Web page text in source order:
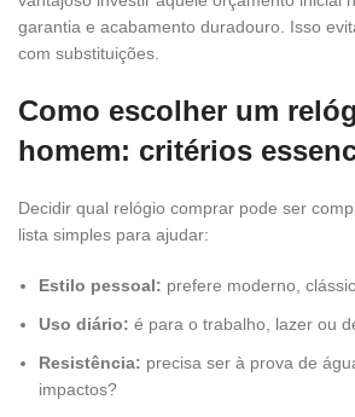
garantia e acabamento duradouro. Isso
com substituições.
Como escolher um
homem: critérios
Decidir qual relógio comprar pode ser
lista simples para ajudar:
Estilo pessoal: prefere moderno,
Uso diário: é para o trabalho, lazer ou
Resistência: precisa ser à prova de
impactos?